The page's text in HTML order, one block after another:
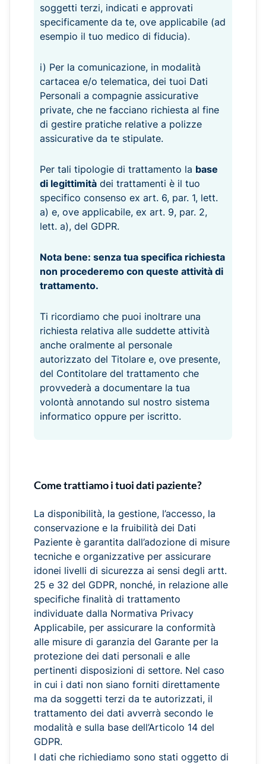
soggetti terzi, indicati e approvati
specificamente da te, ove applicabile (ad
esempio il tuo medico di fiducia).
i) Per la comunicazione, in modalità
cartacea e/o telematica, dei tuoi Dati
Personali a compagnie assicurative
private, che ne facciano richiesta al fine
di gestire pratiche relative a polizze
assicurative da te stipulate.
Per tali tipologie di trattamento la base
di legittimità dei trattamenti è il tuo
specifico consenso ex art. 6, par. 1, lett.
a) e, ove applicabile, ex art. 9, par. 2,
lett. a), del GDPR.
Nota bene: senza tua specifica richiesta
non procederemo con queste attività di
trattamento.
Ti ricordiamo che puoi inoltrare una
richiesta relativa alle suddette attività
anche oralmente al personale
autorizzato del Titolare e, ove presente,
del Contitolare del trattamento che
provvederà a documentare la tua
volontà annotando sul nostro sistema
informatico oppure per iscritto.
Come trattiamo i tuoi dati paziente?
La disponibilità, la gestione, l’accesso, la
conservazione e la fruibilità dei Dati
Paziente è garantita dall’adozione di misure
tecniche e organizzative per assicurare
idonei livelli di sicurezza ai sensi degli artt.
25 e 32 del GDPR, nonché, in relazione alle
specifiche finalità di trattamento
individuate dalla Normativa Privacy
Applicabile, per assicurare la conformità
alle misure di garanzia del Garante per la
protezione dei dati personali e alle
pertinenti disposizioni di settore. Nel caso
in cui i dati non siano forniti direttamente
ma da soggetti terzi da te autorizzati, il
trattamento dei dati avverrà secondo le
modalità e sulla base dell’Articolo 14 del
GDPR.
I dati che richiediamo sono stati oggetto di